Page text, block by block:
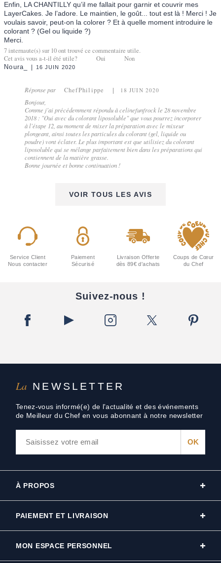
Enfin, LA CHANTILLY qu’il me fallait pour garnir et couvrir mes
LayerCakes. Je l’adore. Le maintien, le goût... tout est là ! Merci ! Je
voulais savoir, peut-on la colorer ? Et à quelle moment introduire le
colorant ? (Gel ou liquide ?)
Merci.
7internaute(s) sur 10ont trouvé ce commentaire utile.
Cet avis vous a-t-il été utile?
Oui Non
Noura_ 16 JUIN 2020
Réponse par ChefPhilippe 18 JUIN 2020
Bonjour,
Comme j'ai précédemment répondu à celinefunfrock le 28 novembre
2018 : "Oui avec du colorant liposoluble" que vous pourrez incorporer
à l'étape 12, au moment de mixer la préparation avec le mixeur
plongeant, ainsi toutes les particules du colorant (gel, liquide ou
poudre) vont éclater. Le plus important est que utilisiez du colorant
liposoluble qui se mélange parfaitement bien dans les préparations qui
contiennent de la matière grasse.
Bonne journée et bonne continuation !
VOIR TOUS LES AVIS
La NEWSLETTER
Tenez-vous informé(e) de l'actualité et des événements
de Meilleur du Chef en vous abonnant à notre newsletter
Service Client
Nous contacter
Paiement
Sécurisé
Livraison Offerte
dès 89€ d'achats
Coups de Cœur
du Chef
Suivez-nous !
À PROPOS
PAIEMENT ET LIVRAISON
MON ESPACE PERSONNEL